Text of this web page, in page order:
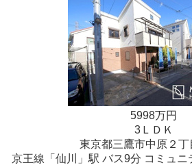
5998万円
3ＬＤＫ
東京都三鷹市中原２丁
京王線「仙川」駅 バス9分 コミュ